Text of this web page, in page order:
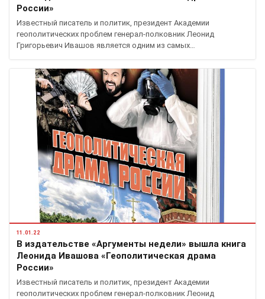
России»
Известный писатель и политик, президент Академии
геополитических проблем генерал-полковник Леонид
Григорьевич Ивашов является одним из самых…
11.01.22
В издательстве «Аргументы недели» вышла книга
Леонида Ивашова «Геополитическая драма
России»
Известный писатель и политик, президент Академии
геополитических проблем генерал-полковник Леонид